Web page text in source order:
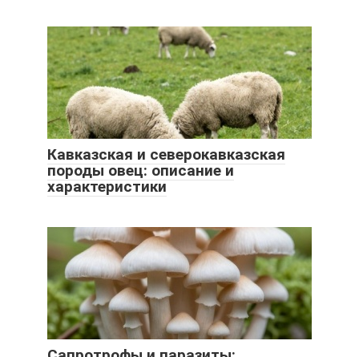
Кавказская и северокавказская
породы овец: описание и
характеристики